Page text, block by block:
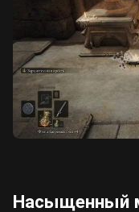
Насыщенный